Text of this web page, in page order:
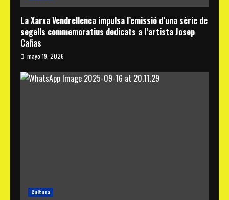
La Xarxa Vendrellenca impulsa l’emissió d’una sèrie de
segells commemoratius dedicats a l’artista Josep
Cañas
mayo 19, 2026
Cultura